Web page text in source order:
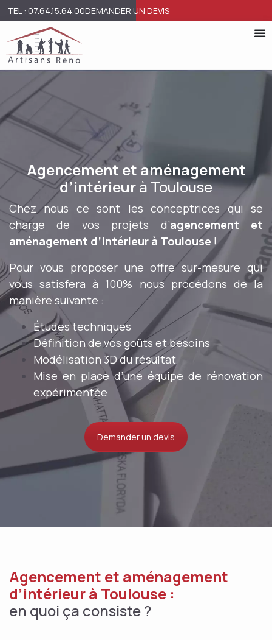
TEL : 07.64.15.64.00DEMANDER UN DEVIS
Agencement et aménagement
d’intérieurà Toulouse
Chez nous ce sont les conceptrices qui se
charge de vos projets d’agencement et
aménagement d’intérieur à Toulouse !
Pour vous proposer une offre sur-mesure qui
vous satisfera à 100% nous procédons de la
manière suivante :
Études techniques
Définition de vos goûts et besoins
Modélisation 3D du résultat
Mise en place d’une équipe de rénovation
expérimentée
Demander un devis
Agencement et aménagement
d’intérieur à Toulouse :
en quoi ça consiste ?